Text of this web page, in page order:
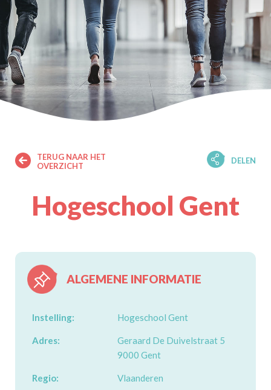
TERUG NAAR HET
OVERZICHT
DELEN
Hogeschool Gent
ALGEMENE INFORMATIE
Instelling: Hogeschool Gent
Adres:
Geraard De Duivelstraat 5
9000 Gent
Regio: Vlaanderen